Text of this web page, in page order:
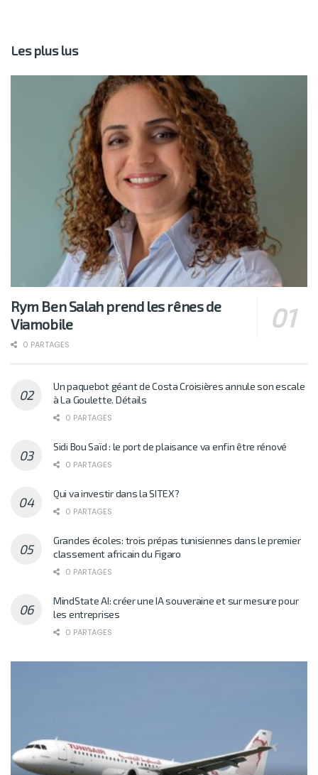
Les plus lus
Rym Ben Salah prend les rênes de
Viamobile
0 PARTAGES
Un paquebot géant de Costa Croisières annule son escale
à La Goulette. Détails
0 PARTAGES
Sidi Bou Saïd : le port de plaisance va enfin être rénové
0 PARTAGES
Qui va investir dans la SITEX?
0 PARTAGES
Grandes écoles: trois prépas tunisiennes dans le premier
classement africain du Figaro
0 PARTAGES
MindState AI: créer une IA souveraine et sur mesure pour
les entreprises
0 PARTAGES